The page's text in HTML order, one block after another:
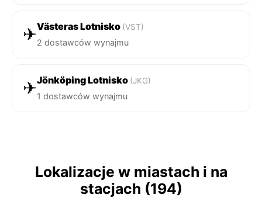
✈Västeras Lotnisko (VST)
2 dostawców wynajmu
✈Jönköping Lotnisko (JKG)
1 dostawców wynajmu
Lokalizacje w miastach i na
stacjach (194)